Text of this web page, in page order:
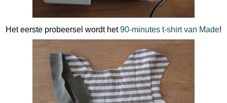
Het eerste probeersel wordt het90-minutes t-shirt van Made!